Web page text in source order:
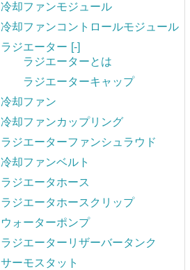
冷却ファンモジュール
冷却ファンコントロールモジュール
ラジエーター [-]
ラジエーターとは
ラジエーターキャップ
冷却ファン
冷却ファンカップリング
ラジエーターファンシュラウド
冷却ファンベルト
ラジエータホース
ラジエータホースクリップ
ウォーターポンプ
ラジエーターリザーバータンク
サーモスタット